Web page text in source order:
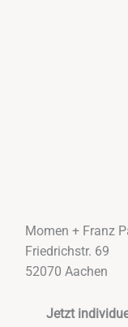
Momen + Franz
Friedrichstr. 69
52070 Aachen
Jetzt